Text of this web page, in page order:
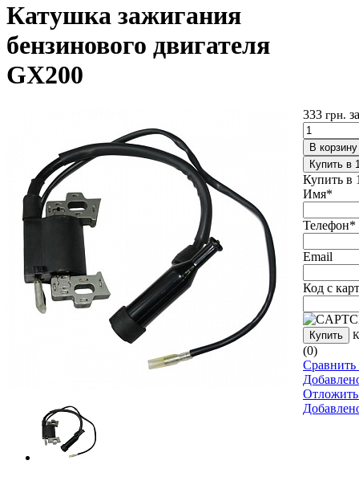
Катушка зажигания
бензинового двигателя
GX200
333 грн.
В корзину
Купить в
Купить в
Имя*
Телефон*
Email
Код с
Купить
(0)
Сравнить
Отложить